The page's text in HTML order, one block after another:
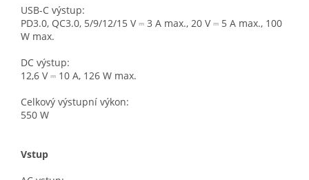
USB-C výstup:
PD3.0, QC3.0, 5/9/12/15 V ⎓ 3 A max., 20 V ⎓ 5 A max., 100
W max.
DC výstup:
12,6 V ⎓ 10 A, 126 W max.
Celkový výstupní výkon:
550 W
Vstup